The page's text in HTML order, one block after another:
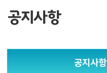
공지사항
공지사항